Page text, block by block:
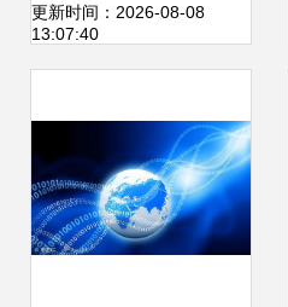
SharePo，解密招
更新时间：2026-08-08
13:07:40